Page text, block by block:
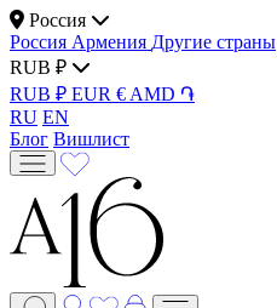
Россия
Россия Армения Другие страны
RUB ₽
RUB ₽ EUR € AMD ֏
RU EN
Блог Вишлист